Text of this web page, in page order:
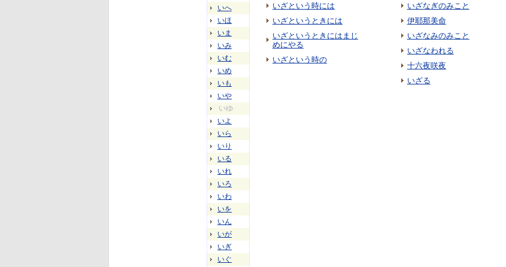
いへ
いほ
いま
いみ
いむ
いめ
いも
いや
いゆ
いよ
いら
いり
いる
いれ
いろ
いわ
いを
いん
いが
いぎ
いぐ
いざという時には
いざというときには
いざというときにはまじ
めにやる
いざという時の
いざなぎのみこと
伊耶那美命
いざなみのみこと
いざなわれる
十六夜咲夜
いざる